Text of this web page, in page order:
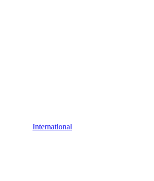
International